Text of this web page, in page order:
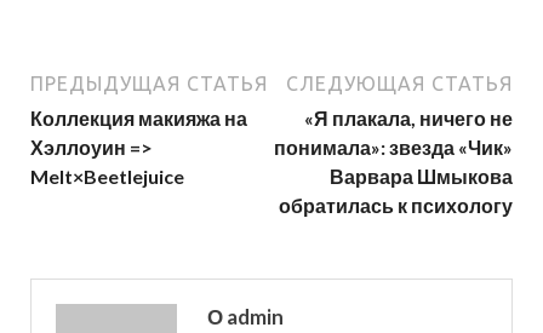
ПРЕДЫДУЩАЯ СТАТЬЯ
Коллекция макияжа на
Хэллоуин =>
Melt×Beetlejuice
СЛЕДУЮЩАЯ СТАТЬЯ
«Я плакала, ничего не
понимала»: звезда «Чик»
Варвара Шмыкова
обратилась к психологу
О admin